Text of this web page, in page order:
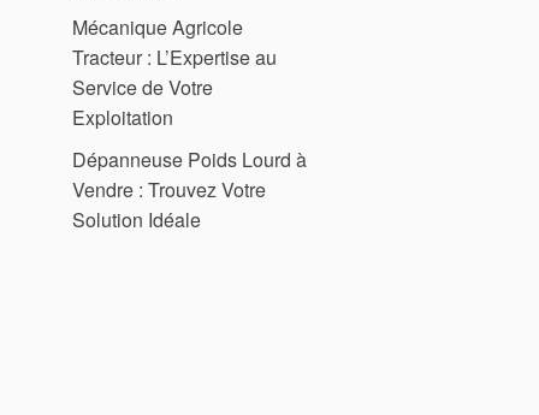
Mécanique Agricole
Tracteur : L’Expertise au
Service de Votre
Exploitation
Dépanneuse Poids Lourd à
Vendre : Trouvez Votre
Solution Idéale